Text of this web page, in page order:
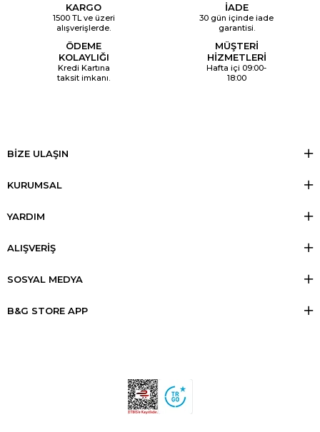
KARGO
1500 TL ve üzeri
alışverişlerde.
İADE
30 gün içinde iade
garantisi.
ÖDEME
KOLAYLIĞI
Kredi Kartına
taksit imkanı.
MÜŞTERİ
HİZMETLERİ
Hafta içi 09:00-
18:00
BİZE ULAŞIN
KURUMSAL
YARDIM
ALIŞVERİŞ
SOSYAL MEDYA
B&G STORE APP